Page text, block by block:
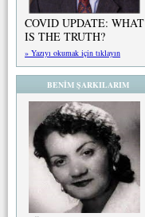
COVID UPDATE: WHAT
IS THE TRUTH?
» Yazıyı okumak için tıklayın
BENİM ŞARKILARIM